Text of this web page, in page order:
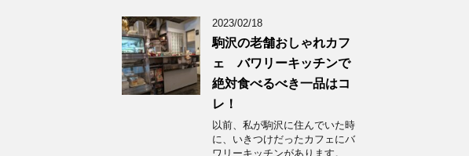
2023/02/18
駒沢の老舗おしゃれカフ
ェ バワリーキッチンで
絶対食べるべき一品はコ
レ！
以前、私が駒沢に住んでいた時
に、いきつけだったカフェにバ
ワリーキッチンがあります。